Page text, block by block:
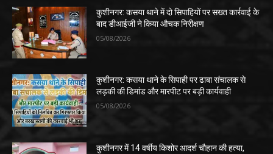
कुशीनगर: कसया थाने में दो सिपाहियों पर सख्त कार्रवाई के
बाद डीआईजी ने किया औचक निरीक्षण
05/08/2026
कुशीनगर: कसया थाने के सिपाही पर ढाबा संचालक से
लड़की की डिमांड और मारपीट पर बड़ी कार्यवाही
05/08/2026
कुशीनगर में 14 वर्षीय किशोर आदर्श चौहान की हत्या,